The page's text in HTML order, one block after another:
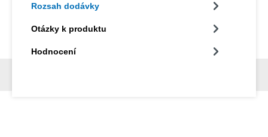
Rozsah dodávky
Otázky k produktu
Hodnocení